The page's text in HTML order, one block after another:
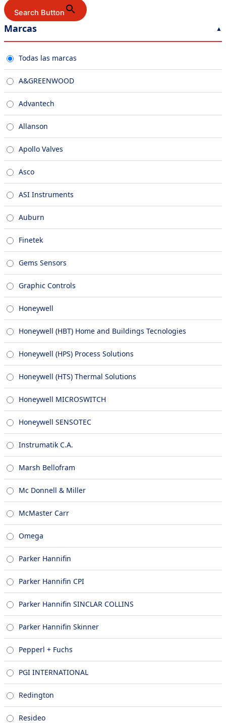
Search Button
Marcas
Todas las marcas
A&GREENWOOD
Advantech
Allanson
Apollo Valves
Asco
ASI Instruments
Auburn
Finetek
Gems Sensors
Graphic Controls
Honeywell
Honeywell (HBT) Home and Buildings Tecnologies
Honeywell (HPS) Process Solutions
Honeywell (HTS) Thermal Solutions
Honeywell MICROSWITCH
Honeywell SENSOTEC
Instrumatik C.A.
Marsh Bellofram
Mc Donnell & Miller
McMaster Carr
Omega
Parker Hannifin
Parker Hannifin CPI
Parker Hannifin SINCLAR COLLINS
Parker Hannifin Skinner
Pepperl + Fuchs
PGI INTERNATIONAL
Redington
Resideo